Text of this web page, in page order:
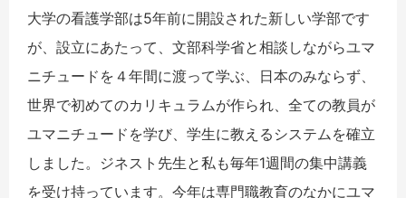
大学の看護学部は5年前に開設された新しい学部です
が、設立にあたって、文部科学省と相談しながらユマ
ニチュードを４年間に渡って学ぶ、日本のみならず、
世界で初めてのカリキュラムが作られ、全ての教員が
ユマニチュードを学び、学生に教えるシステムを確立
しました。ジネスト先生と私も毎年1週間の集中講義
を受け持っています。今年は専門職教育のなかにユマ